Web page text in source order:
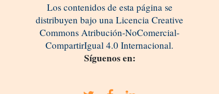
Los contenidos de esta página se
distribuyen bajo una Licencia Creative
Commons Atribución-NoComercial-
CompartirIgual 4.0 Internacional.
Síguenos en: